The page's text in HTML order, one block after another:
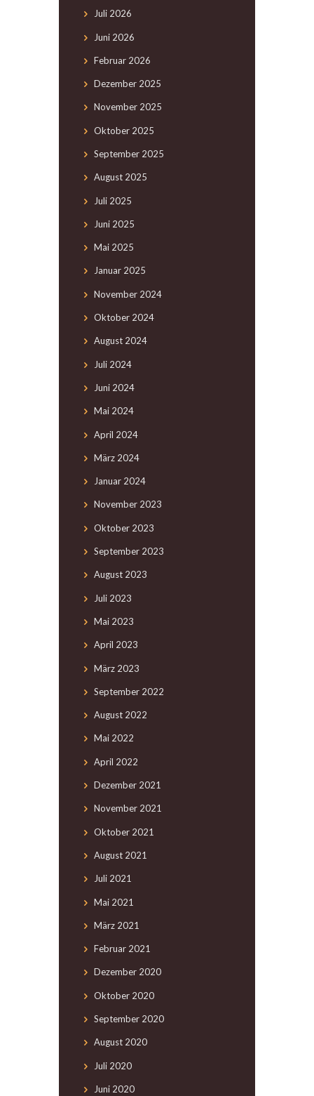
Juli 2026
Juni 2026
Februar 2026
Dezember 2025
November 2025
Oktober 2025
September 2025
August 2025
Juli 2025
Juni 2025
Mai 2025
Januar 2025
November 2024
Oktober 2024
August 2024
Juli 2024
Juni 2024
Mai 2024
April 2024
März 2024
Januar 2024
November 2023
Oktober 2023
September 2023
August 2023
Juli 2023
Mai 2023
April 2023
März 2023
September 2022
August 2022
Mai 2022
April 2022
Dezember 2021
November 2021
Oktober 2021
August 2021
Juli 2021
Mai 2021
März 2021
Februar 2021
Dezember 2020
Oktober 2020
September 2020
August 2020
Juli 2020
Juni 2020